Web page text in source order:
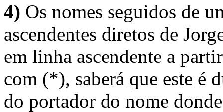
4) Os nomes seguidos de
ascendentes diretos de
em linha ascendente a
com (*), saberá que este é
do portador do nome